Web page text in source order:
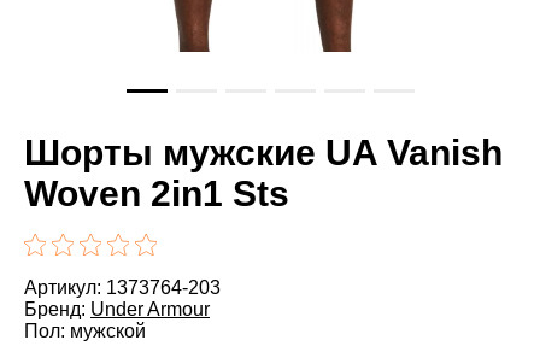
Шорты мужские UA Vanish
Woven 2in1 Sts
Артикул: 1373764-203
Бренд: Under Armour
Пол: мужской